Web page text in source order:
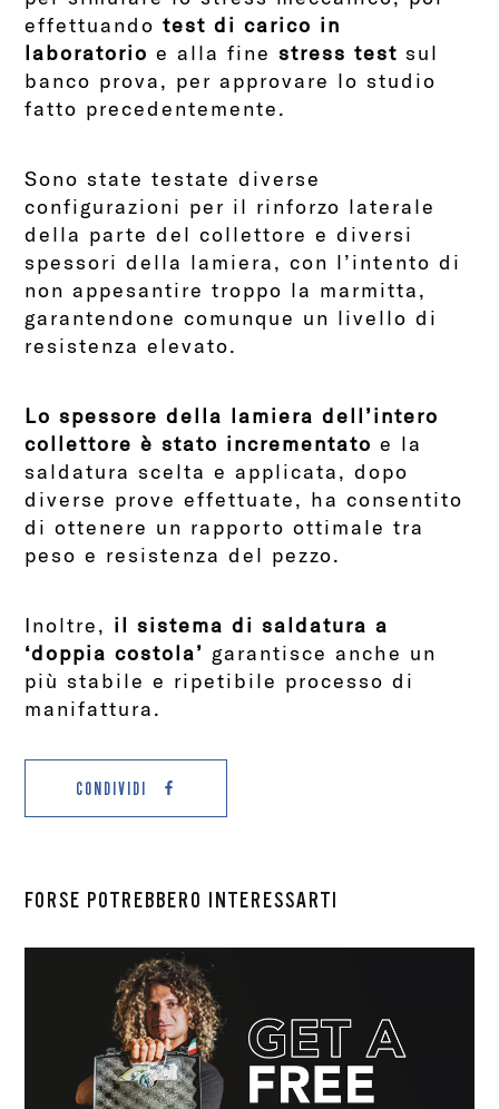
effettuando test di carico in
laboratorio e alla finestress test sul
banco prova, per approvare lo studio
fatto precedentemente.
Sono state testate diverse
configurazioni per il rinforzo laterale
della parte del collettore e diversi
spessori della lamiera, con l’intento di
non appesantire troppo la marmitta,
garantendone comunque un livello di
resistenza elevato.
Lo spessore della lamiera dell’intero
collettore è stato incrementato e la
saldatura scelta e applicata, dopo
diverse prove effettuate, ha consentito
di ottenere un rapporto ottimale tra
peso e resistenza del pezzo.
Inoltre, il sistema di saldatura a
‘doppia costola’ garantisce anche un
più stabile e ripetibile processo di
manifattura.
CONDIVIDI
FORSE POTREBBERO INTERESSARTI